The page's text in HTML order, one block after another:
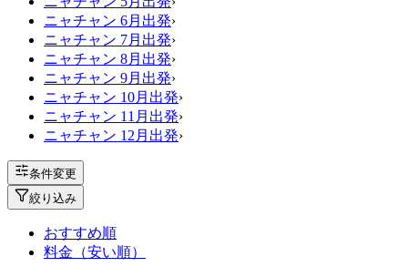
ニャチャン 6月出発›
ニャチャン 7月出発›
ニャチャン 8月出発›
ニャチャン 9月出発›
ニャチャン 10月出発›
ニャチャン 11月出発›
ニャチャン 12月出発›
条件変更
絞り込み
おすすめ順
料金（安い順）